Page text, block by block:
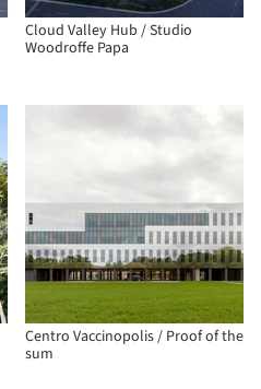
Cloud Valley Hub / Studio
Woodroffe Papa
Centro Vaccinopolis / Proof of the
sum